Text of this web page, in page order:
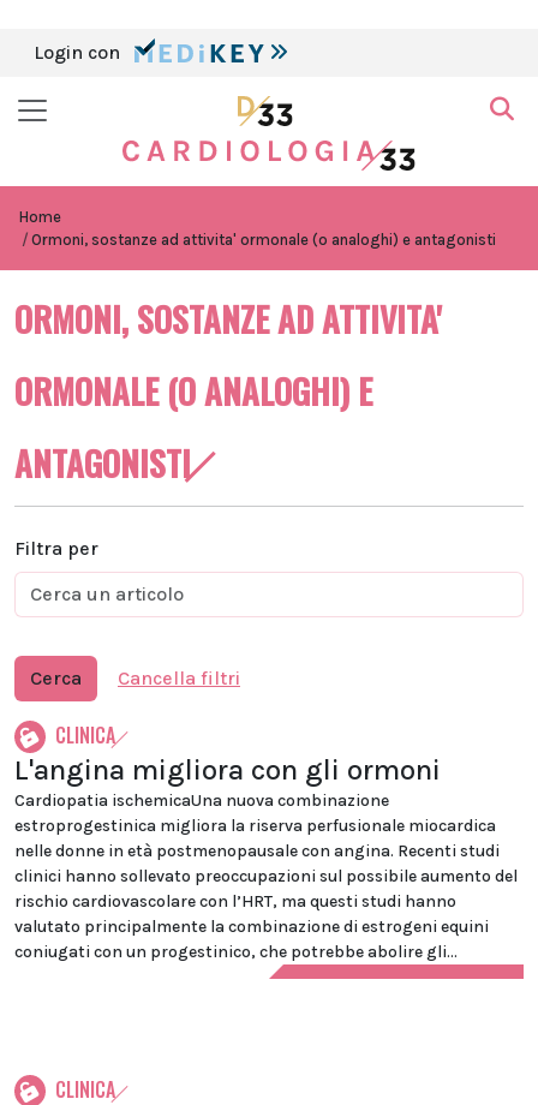
Login con
Home
Ormoni, sostanze ad attivita' ormonale (o analoghi) e antagonisti
ORMONI, SOSTANZE AD ATTIVITA'
ORMONALE (O ANALOGHI) E
ANTAGONISTI
Filtra per
Cerca Cancella filtri
CLINICA
L'angina migliora con gli ormoni
Cardiopatia ischemicaUna nuova combinazione
estroprogestinica migliora la riserva perfusionale miocardica
nelle donne in età postmenopausale con angina. Recenti studi
clinici hanno sollevato preoccupazioni sul possibile aumento del
rischio cardiovascolare con l’HRT, ma questi studi hanno
valutato principalmente la combinazione di estrogeni equini
coniugati con un progestinico, che potrebbe abolire gli...
CLINICA